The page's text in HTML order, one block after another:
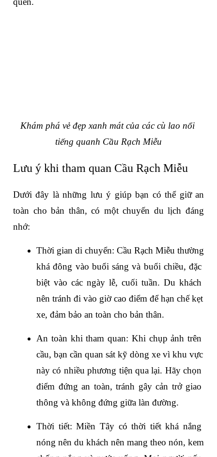
Khám phá vẻ đẹp xanh mát của các cù lao nổi
tiếng quanh Cầu Rạch Miễu
Lưu ý khi tham quan Cầu Rạch Miễu
Dưới đây là những lưu ý giúp bạn có thể giữ an
toàn cho bản thân, có một chuyến du lịch đáng
nhớ:
Thời gian di chuyển: Cầu Rạch Miễu thường
khá đông vào buổi sáng và buổi chiều, đặc
biệt vào các ngày lễ, cuối tuần. Du khách
nên tránh đi vào giờ cao điểm để hạn chế kẹt
xe, đảm bảo an toàn cho bản thân.
An toàn khi tham quan: Khi chụp ảnh trên
cầu, bạn cần quan sát kỹ dòng xe vì khu vực
này có nhiều phương tiện qua lại. Hãy chọn
điểm đứng an toàn, tránh gây cản trở giao
thông và không đứng giữa làn đường.
Thời tiết: Miền Tây có thời tiết khá nắng
nóng nên du khách nên mang theo nón, kem